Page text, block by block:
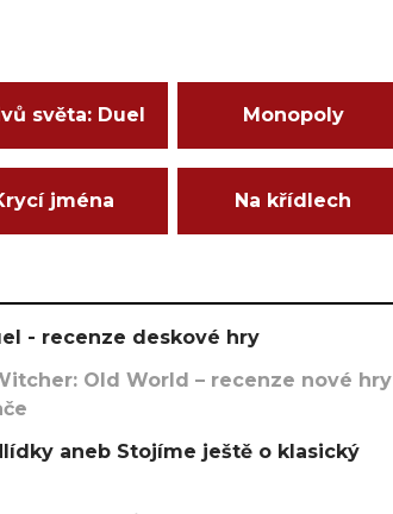
světa: Duel Monopoly
jména Na křídlech
- recenze deskové hry
Old World – recenze nové hry
aneb Stojíme ještě o klasický